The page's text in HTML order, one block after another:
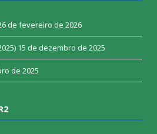
de fevereiro de 2026
15 de dezembro de 2025
de 2025